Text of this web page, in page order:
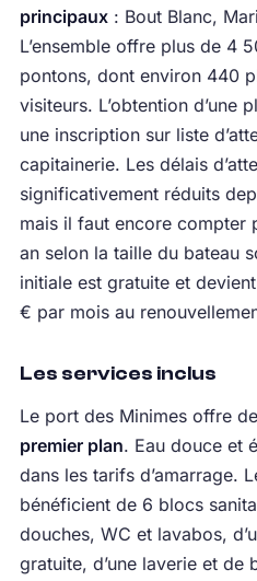
principaux: Bout Blanc,
L’ensemble offre plus de 4
pontons, dont environ 440
visiteurs. L’obtention d’une
une inscription sur liste
capitainerie. Les délais
significativement réduits
mais il faut encore compter
an selon la taille du bateau
initiale est gratuite et
€ par mois au
Les services inclus
Le port des Minimes offre
premier plan. Eau douce et
dans les tarifs d’amarrage.
bénéficient de 6 blocs
douches, WC et lavabos,
gratuite, d’une laverie et de